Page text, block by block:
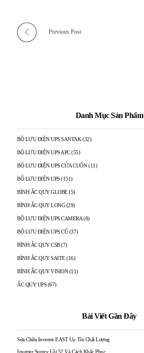
Previous Post
Danh Mục Sản Phẩm
BỘ LƯU ĐIỆN UPS SANTAK (32)
BỘ LƯU ĐIỆN UPS APC (55)
BỘ LƯU ĐIỆN UPS CỬA CUỐN (11)
BỘ LƯU ĐIỆN UPS (151)
BÌNH ẮC QUY GLOBE (5)
BÌNH ẮC QUY LONG (29)
BỘ LƯU ĐIỆN UPS CAMERA (8)
BỘ LƯU ĐIỆN UPS CŨ (37)
BÌNH ẮC QUY CSB (7)
BÌNH ẮC QUY SAITE (16)
BÌNH ẮC QUY VISION (11)
ẮC QUY UPS (67)
Bài Viết Gần Đây
Sửa Chữa Inverter EAST Uy Tín Chất Lượng
Inverter Sumry Lỗi 52 Và Cách Khắc Phục